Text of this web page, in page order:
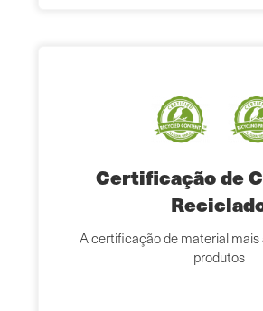
Certificação de
A certificação de material mais
produtos